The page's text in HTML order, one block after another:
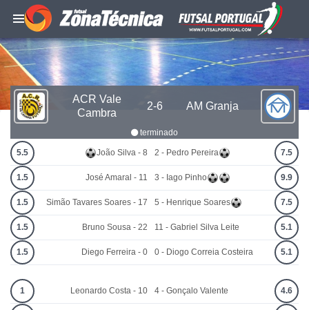
ACR Vale
Cambra
2-6 AM Granja
terminado
5.5 João Silva - 8
1.5 José Amaral - 11
1.5 Simão Tavares Soares - 17
1.5 Bruno Sousa - 22
1.5 Diego Ferreira - 0
2 - Pedro Pereira 7.5
3 - Iago Pinho 9.9
5 - Henrique Soares 7.5
11 - Gabriel Silva Leite 5.1
0 - Diogo Correia Costeira 5.1
1 Leonardo Costa - 10 4 - Gonçalo Valente 4.6